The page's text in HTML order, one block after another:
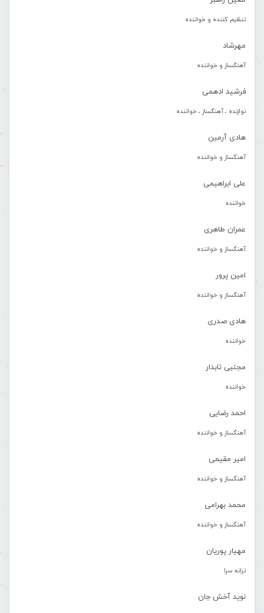
تنظیم کننده و خواننده
مهرشاد
آهنگساز و خواننده
فرشید ادهمی
نوازنده ، آهنگساز ، خواننده
هادی آرمین
آهنگساز و خواننده
علی ابراهیمی
خواننده
عمران طاهری
آهنگساز و خواننده
امین پرور
آهنگساز و خواننده
هادی صدری
خواننده
مجتبی تابدار
خواننده
احمد رضایی
آهنگساز و خواننده
امیر مقیمی
آهنگساز و خواننده
محمد بهرامی
آهنگساز و خواننده
مهیار پوریان
ترانه سرا
نوید آخش جان